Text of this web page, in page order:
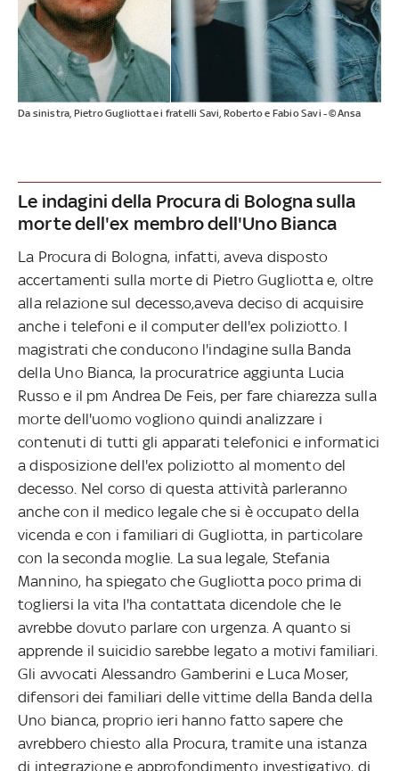
Da sinistra, Pietro Gugliotta e i fratelli Savi, Roberto e Fabio Savi - ©Ansa
Le indagini della Procura di Bologna sulla
morte dell'ex membro dell'Uno Bianca
La Procura di Bologna, infatti, aveva disposto
accertamenti sulla morte di Pietro Gugliotta e, oltre
alla relazione sul decesso,aveva deciso di acquisire
anche i telefoni e il computer dell'ex poliziotto. I
magistrati che conducono l'indagine sulla Banda
della Uno Bianca, la procuratrice aggiunta Lucia
Russo e il pm Andrea De Feis, per fare chiarezza sulla
morte dell'uomo vogliono quindi analizzare i
contenuti di tutti gli apparati telefonici e informatici
a disposizione dell'ex poliziotto al momento del
decesso. Nel corso di questa attività parleranno
anche con il medico legale che si è occupato della
vicenda e con i familiari di Gugliotta, in particolare
con la seconda moglie. La sua legale, Stefania
Mannino, ha spiegato che Gugliotta poco prima di
togliersi la vita l'ha contattata dicendole che le
avrebbe dovuto parlare con urgenza. A quanto si
apprende il suicidio sarebbe legato a motivi familiari.
Gli avvocati Alessandro Gamberini e Luca Moser,
difensori dei familiari delle vittime della Banda della
Uno bianca, proprio ieri hanno fatto sapere che
avrebbero chiesto alla Procura, tramite una istanza
di integrazione e approfondimento investigativo, di